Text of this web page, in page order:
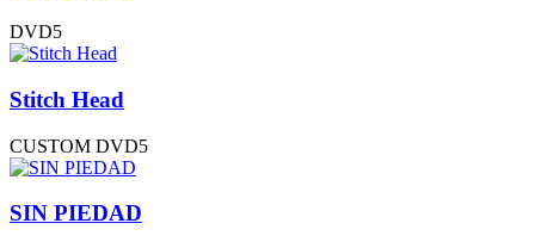
DVD5
Stitch Head
CUSTOM DVD5
SIN PIEDAD